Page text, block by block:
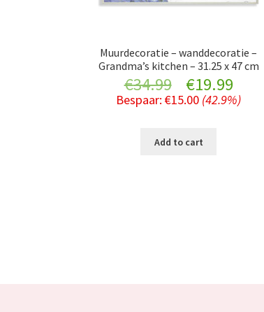
Muurdecoratie – wanddecoratie –
Grandma’s kitchen – 31.25 x 47 cm
€34.99
Original
price
was:
€19.99
price
Bespaar:€15.00 (42.9%)
Add to cart